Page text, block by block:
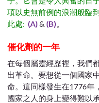
項以史無前例的浪潮般臨
此處: (A) & (B)
催化劑的一年
在每個屬靈經歷裡，我們
出革命。要想從一個國家
命。這同樣發生在1776年
國家之人的身上變得難以